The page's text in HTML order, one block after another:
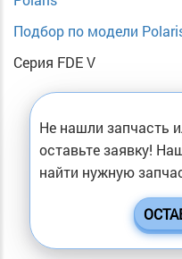
Подбор по модели
Серия FDE V
Не нашли запчасть
оставьте заявку!
найти нужную